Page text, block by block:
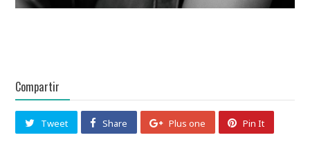
Compartir
Tweet Share Plus one Pin It